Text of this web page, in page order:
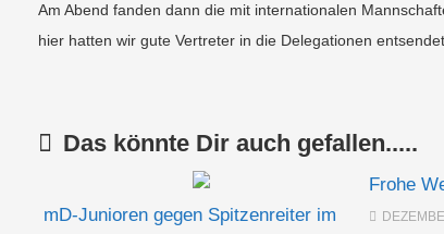
Am Abend fanden dann die mit internationalen
hier hatten wir gute Vertreter in die Delegationen entsendet.
Das könnte Dir auch gefallen.....
mD-Junioren gegen Spitzenreiter im
Frohe